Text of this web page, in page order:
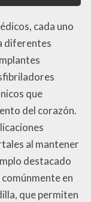
cada uno
diferentes
que
del corazón.
al mantener
destacado
en
que permiten